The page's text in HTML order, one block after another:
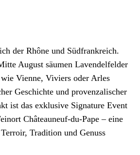
der Rhône und Südfrankreich.
August säumen Lavendelfelder
Vienne, Viviers oder Arles
Geschichte und provenzalischer
ist das exklusive Signature Event
Châteauneuf-du-Pape – eine
Tradition und Genuss